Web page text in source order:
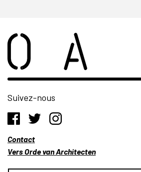
Suivez-nous
Contact
Vers Orde van Architecten